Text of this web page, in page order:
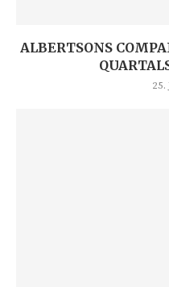
ALBERTSONS
25.